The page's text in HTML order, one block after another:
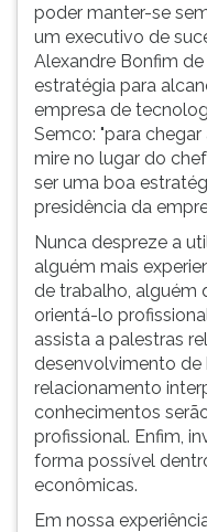
poder manter-se
um executivo de
Alexandre Bonfim
estratégia para
empresa de
Semco: "para
mire no lugar do
ser uma boa
presidência da
Nunca despreze a
alguém mais
de trabalho, alguém
orientá-lo
assista a palestras
desenvolvimento de
relacionamento
conhecimentos
profissional. Enfim,
forma possível
econômicas.
Em nossa